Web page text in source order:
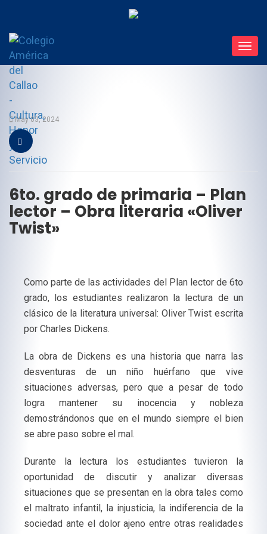
May 03, 2024
6to. grado de primaria – Plan
lector – Obra literaria «Oliver
Twist»
Como parte de las actividades del Plan lector de 6to
grado, los estudiantes realizaron la lectura de un
clásico de la literatura universal: Oliver Twist escrita
por Charles Dickens.
La obra de Dickens es una historia que narra las
desventuras de un niño huérfano que vive
situaciones adversas, pero que a pesar de todo
logra mantener su inocencia y nobleza
demostrándonos que en el mundo siempre el bien
se abre paso sobre el mal.
Durante la lectura los estudiantes tuvieron la
oportunidad de discutir y analizar diversas
situaciones que se presentan en la obra tales como
el maltrato infantil, la injusticia, la indiferencia de la
sociedad ante el dolor ajeno entre otras realidades